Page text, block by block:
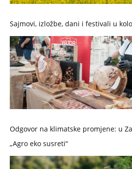
Sajmovi, izložbe, dani i festivali u
Odgovor na klimatske promjene: u
„Agro eko susreti“